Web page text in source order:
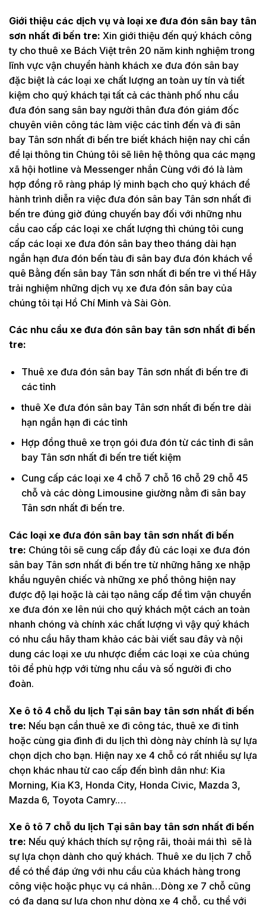
Giới thiệu các dịch vụ và loại xe đưa đón sân bay tân
sơn nhất đi bến tre: Xin giới thiệu đến quý khách công
ty cho thuê xe Bách Việt trên 20 năm kinh nghiệm trong
lĩnh vực vận chuyển hành khách xe đưa đón sân bay
đặc biệt là các loại xe chất lượng an toàn uy tín và tiết
kiệm cho quý khách tại tất cả các thành phố nhu cầu
đưa đón sang sân bay người thân đưa đón giám đốc
chuyên viên công tác làm việc các tỉnh đến và đi sân
bay Tân sơn nhất đi bến tre biết khách hiện nay chỉ cần
để lại thông tin Chúng tôi sẽ liên hệ thông qua các mạng
xã hội hotline và Messenger nhắn Cùng với đó là làm
hợp đồng rõ ràng pháp lý minh bạch cho quý khách để
hành trình diễn ra việc đưa đón sân bay Tân sơn nhất đi
bến tre đúng giờ đúng chuyến bay đối với những nhu
cầu cao cấp các loại xe chất lượng thì chúng tôi cung
cấp các loại xe đưa đón sân bay theo tháng dài hạn
ngắn hạn đưa đón bến tàu đi sân bay đưa đón khách về
quê Bằng đến sân bay Tân sơn nhất đi bến tre vì thế Hãy
trải nghiệm những dịch vụ xe đưa đón sân bay của
chúng tôi tại Hồ Chí Minh và Sài Gòn.
Các nhu cầu xe đưa đón sân bay tân sơn nhất đi bến
tre:
Thuê xe đưa đón sân bay Tân sơn nhất đi bến tre đi
các tỉnh
thuê Xe đưa đón sân bay Tân sơn nhất đi bến tre dài
hạn ngắn hạn đi các tỉnh
Hợp đồng thuê xe trọn gói đưa đón từ các tỉnh đi sân
bay Tân sơn nhất đi bến tre tiết kiệm
Cung cấp các loại xe 4 chỗ 7 chỗ 16 chỗ 29 chỗ 45
chỗ và các dòng Limousine giường nằm đi sân bay
Tân sơn nhất đi bến tre.
Các loại xe đưa đón sân bay tân sơn nhất đi bến
tre: Chúng tôi sẽ cung cấp đầy đủ các loại xe đưa đón
sân bay Tân sơn nhất đi bến tre từ những hãng xe nhập
khẩu nguyên chiếc và những xe phổ thông hiện nay
được độ lại hoặc là cải tạo nâng cấp để tìm vận chuyển
xe đưa đón xe lên núi cho quý khách một cách an toàn
nhanh chóng và chính xác chất lượng vì vậy quý khách
có nhu cầu hãy tham khảo các bài viết sau đây và nội
dung các loại xe ưu nhược điểm các loại xe của chúng
tôi để phù hợp với từng nhu cầu và số người đi cho
đoàn.
Xe ô tô 4 chỗ du lịch Tại sân bay tân sơn nhất đi bến
tre: Nếu bạn cần thuê xe đi công tác, thuê xe đi tỉnh
hoặc cùng gia đình đi du lịch thì dòng này chính là sự lựa
chọn dịch cho bạn. Hiện nay xe 4 chỗ có rất nhiều sự lựa
chọn khác nhau từ cao cấp đến bình dân như: Kia
Morning, Kia K3, Honda City, Honda Civic, Mazda 3,
Mazda 6, Toyota Camry.…
Xe ô tô 7 chỗ du lịch Tại sân bay tân sơn nhất đi bến
tre: Nếu quý khách thích sự rộng rãi, thoải mái thì sẽ là
sự lựa chọn dành cho quý khách. Thuê xe du lịch 7 chỗ
để có thể đáp ứng với nhu cầu của khách hàng trong
công việc hoặc phục vụ cá nhân…Dòng xe 7 chỗ cũng
có đa dạng sự lựa chọn như dòng xe 4 chỗ, cụ thể với